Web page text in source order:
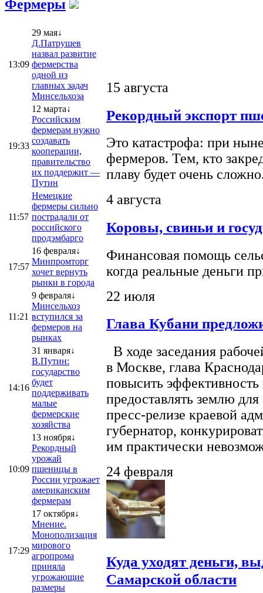
Фермеры
13:09
29 мая↓
Д.Патрушев
назвал развитие
фермерства
одной из
главных задач
Минсельхоза
19:33
12 марта↓
Российским
фермерам нужно
создавать
кооперации,
правительство
их поддержит —
Путин
11:57
Немецкие
фермеры сильно
пострадали от
российского
продэмбарго
17:57
16 февраля↓
Минпромторг
хочет вернуть
рынки в города
11:21
9 февраля↓
Минсельхоз
вступился за
фермеров на
рынках
14:16
31 января↓
В.Путин:
государство
будет
поддерживать
малые
фермерские
хозяйства
10:09
13 ноября↓
Рекордный
урожай
пшеницы в
России угрожает
американским
фермерам
17:29
17 октября↓
Мнение.
Монополизация
мирового
агропрома
приняла
угрожающие
размеры
15 августа
Рекордный экспорт
Это катастрофа: при
фермеров. Тем, кто
плаву будет очень
4 августа
Коровы, свиньи и
Финансовая помощь
когда реальные деньги
22 июля
Глава Кубани
В ходе заседания
в Москве, глава
повысить эффективность
предоставлять землю
пресс-релизе краевой
губернатор,
им практически
24 февраля
Куда уходят деньги,
Самарской области